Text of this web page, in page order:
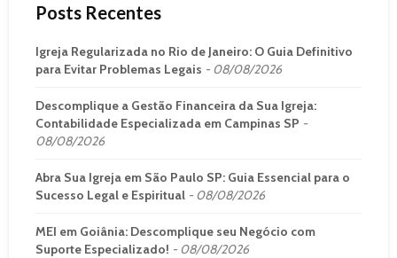
Posts Recentes
Igreja Regularizada no Rio de Janeiro: O Guia Definitivo
para Evitar Problemas Legais
08/08/2026
Descomplique a Gestão Financeira da Sua Igreja:
Contabilidade Especializada em Campinas SP
08/08/2026
Abra Sua Igreja em São Paulo SP: Guia Essencial para o
Sucesso Legal e Espiritual
08/08/2026
MEI em Goiânia: Descomplique seu Negócio com
Suporte Especializado!
08/08/2026